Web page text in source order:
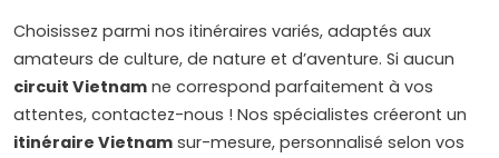
Choisissez parmi nos itinéraires variés, adaptés aux
amateurs de culture, de nature et d’aventure. Si aucun
circuit Vietnam ne correspond parfaitement à vos
attentes, contactez-nous ! Nos spécialistes créeront un
itinéraire Vietnam sur-mesure, personnalisé selon vos